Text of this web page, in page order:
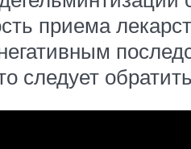
приема
следует